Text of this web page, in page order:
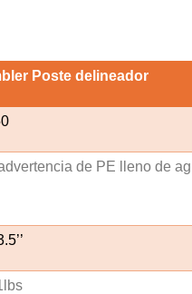
delineador
de PE lleno de